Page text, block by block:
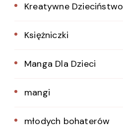
Kreatywne Dzieciństwo
Księżniczki
Manga Dla Dzieci
mangi
młodych bohaterów